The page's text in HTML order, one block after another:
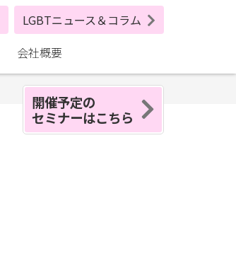
LGBTニュース＆コラム
会社概要
開催予定の
セミナーはこちら